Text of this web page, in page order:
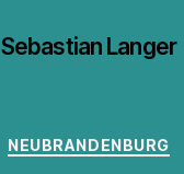
Sebastian Langer
Kategorien
NEUBRANDENBURG